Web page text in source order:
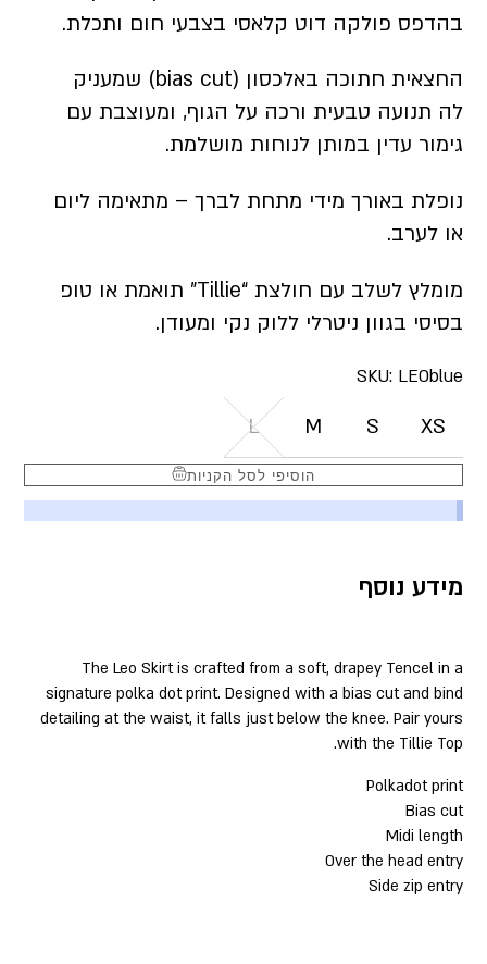
בהדפס פולקה דוט קלאסי בצבעי חום ותכלת.
החצאית חתוכה באלכסון (bias cut) שמעניק
לה תנועה טבעית ורכה על הגוף, ומעוצבת עם
גימור עדין במותן לנוחות מושלמת.
נופלת באורך מידי מתחת לברך – מתאימה ליום
או לערב.
מומלץ לשלב עם חולצת “Tillie” תואמת או טופ
בסיסי בגוון ניטרלי ללוק נקי ומעודן.
SKU: LEOblue
XS
S
M
L
הוסיפי לסל הקניות
מידע נוסף
The Leo Skirt is crafted from a soft, drapey Tencel in a
signature polka dot print. Designed with a bias cut and bind
detailing at the waist, it falls just below the knee. Pair yours
with the Tillie Top.
Polkadot print
Bias cut
Midi length
Over the head entry
Side zip entry